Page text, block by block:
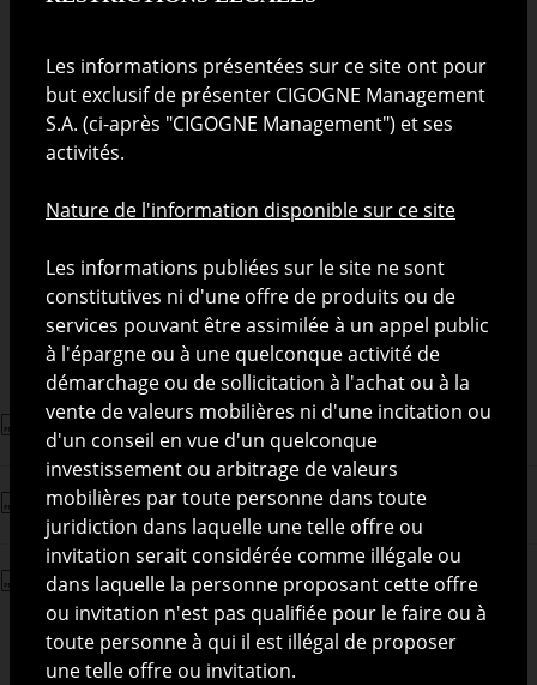
Depuis 1 an 5.22 %
Depuis 3 ans
Depuis 5 ans
Faible Elevé
PRIIPS KID (FR)
Prospectus Stork Acceptance S.A.
Reporting
Les informations présentées sur ce site ont pour
but exclusif de présenter CIGOGNE Management
S.A. (ci-après "CIGOGNE Management") et ses
activités.
Nature de l'information disponible sur ce site
Les informations publiées sur le site ne sont
constitutives ni d'une offre de produits ou de
services pouvant être assimilée à un appel public
à l'épargne ou à une quelconque activité de
démarchage ou de sollicitation à l'achat ou à la
vente de valeurs mobilières ni d'une incitation ou
d'un conseil en vue d'un quelconque
investissement ou arbitrage de valeurs
mobilières par toute personne dans toute
juridiction dans laquelle une telle offre ou
invitation serait considérée comme illégale ou
dans laquelle la personne proposant cette offre
ou invitation n'est pas qualifiée pour le faire ou à
toute personne à qui il est illégal de proposer
une telle offre ou invitation.